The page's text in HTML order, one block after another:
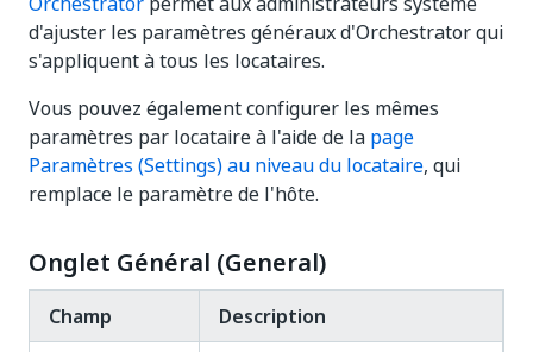
d'ajuster les paramètres généraux d'Orchestrator qui
s'appliquent à tous les locataires.
Vous pouvez également configurer les mêmes
paramètres par locataire à l'aide de la page
Paramètres (Settings) au niveau du locataire, qui
remplace le paramètre de l'hôte.
Onglet Général (General)
Champ
Description